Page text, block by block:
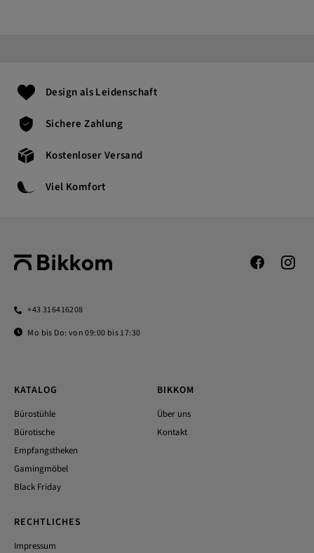
Design als Leidenschaft
Sichere Zahlung
Kostenloser Versand
Viel Komfort
+43 316416208
Mo bis Do: von 09:00 bis 17:30
KATALOG
Bürostühle
Bürotische
Empfangstheken
Gamingmöbel
Black Friday
BIKKOM
Über uns
Kontakt
RECHTLICHES
Impressum